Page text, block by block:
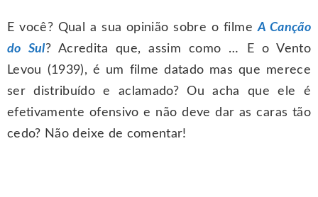
E você? Qual a sua opinião sobre o filmeA Canção
do Sul? Acredita que, assim como … E o Vento
Levou (1939), é um filme datado mas que merece
ser distribuído e aclamado? Ou acha que ele é
efetivamente ofensivo e não deve dar as caras tão
cedo? Não deixe de comentar!